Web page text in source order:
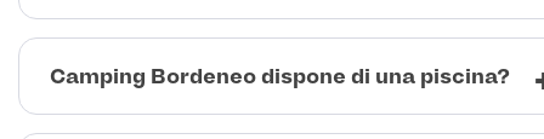
Camping Bordeneo dispone di una piscina?